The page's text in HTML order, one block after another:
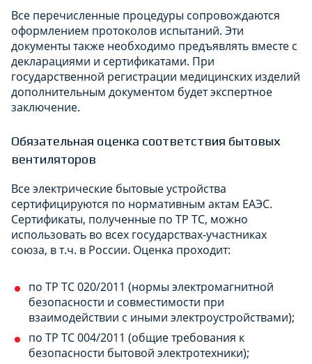
Все перечисленные процедуры сопровождаются
оформлением протоколов испытаний. Эти
документы также необходимо предъявлять вместе с
декларациями и сертификатами. При
государственной регистрации медицинских изделий
дополнительным документом будет экспертное
заключение.
Обязательная оценка соответствия бытовых
вентиляторов
Все электрические бытовые устройства
сертифицируются по нормативным актам ЕАЭС.
Сертификаты, полученные по ТР ТС, можно
использовать во всех государствах-участниках
союза, в т.ч. в России. Оценка проходит:
по ТР ТС 020/2011 (нормы электромагнитной
безопасности и совместимости при
взаимодействии с иными электроустройствами);
по ТР ТС 004/2011 (общие требования к
безопасности бытовой электротехники);